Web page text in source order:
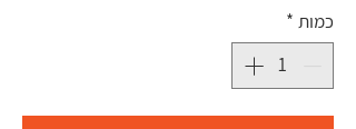
כמות *